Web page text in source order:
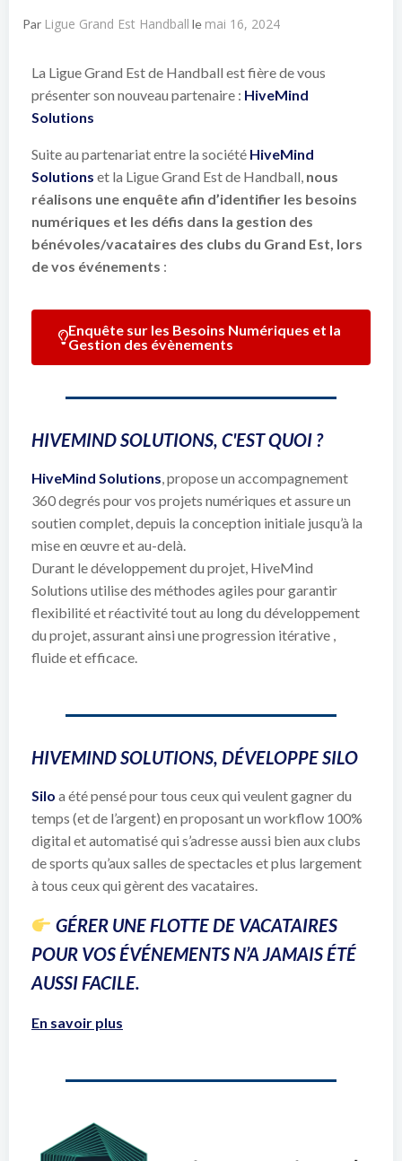
Par Ligue Grand Est Handball le mai 16, 2024
La Ligue Grand Est de Handball est fière de vous
présenter son nouveau partenaire : HiveMind
Solutions
Suite au partenariat entre la société HiveMind
Solutions et la Ligue Grand Est de Handball, nous
réalisons une enquête afin d’identifier les besoins
numériques et les défis dans la gestion des
bénévoles/vacataires des clubs du Grand Est, lors
de vos événements :
Enquête sur les Besoins Numériques et la
Gestion des évènements
HIVEMIND SOLUTIONS, C'EST QUOI ?
HiveMind Solutions, propose un accompagnement
360 degrés pour vos projets numériques et assure un
soutien complet, depuis la conception initiale jusqu’à la
mise en œuvre et au-delà.
Durant le développement du projet, HiveMind
Solutions utilise des méthodes agiles pour garantir
flexibilité et réactivité tout au long du développement
du projet, assurant ainsi uneprogression itérative ,
fluide et efficace.
HIVEMIND SOLUTIONS, DÉVELOPPE SILO
Silo a été pensé pour tous ceux qui veulent gagner du
temps (et de l’argent) en proposant un workflow 100%
digital et automatisé qui s’adresse aussi bien aux clubs
de sports qu’aux salles de spectacles et plus largement
à tous ceux qui gèrent des vacataires.
GÉRER UNE FLOTTE DE VACATAIRES
POUR VOS ÉVÉNEMENTS N’A JAMAIS ÉTÉ
AUSSI FACILE.
En savoir plus